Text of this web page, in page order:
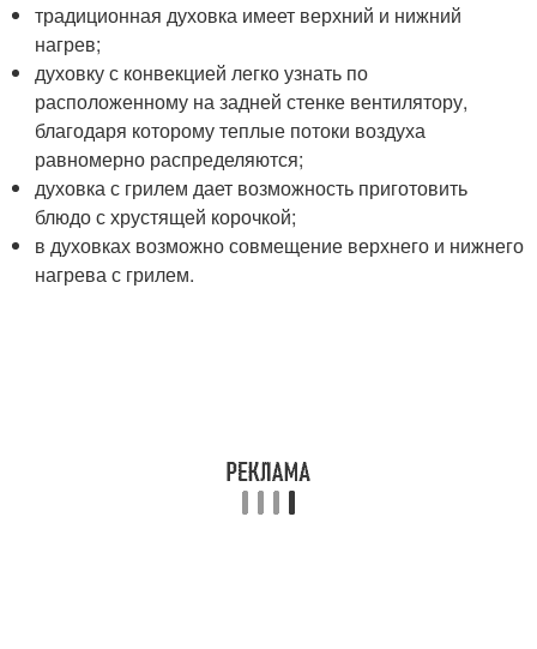
традиционная духовка имеет верхний и нижний
нагрев;
духовку с конвекцией легко узнать по
расположенному на задней стенке вентилятору,
благодаря которому теплые потоки воздуха
равномерно распределяются;
духовка с грилем дает возможность приготовить
блюдо с хрустящей корочкой;
в духовках возможно совмещение верхнего и нижнего
нагрева с грилем.